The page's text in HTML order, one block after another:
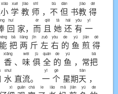
小
xiǎo
学
xué
教
jiào
师
shī
， 不
bù
但
dàn
书教
jiào
得
dé
回
huí
家， 而
ér
且
qiě
她
tā
还
hái
有
yǒu
一
yī
能 把
bǎ
两
liǎng
斤
jīn
左
zuǒ
右
yòu
的
de
鱼
yú
煎
jiān
得
dé
香
xiāng
、 味
wèi
俱
jù
全
quán
的
de
鱼
yú
，常把
bǎ
水
shuǐ
直流。 一
yī
个
gè
星期天
tiān
，
xì guān chá le lǎo mā jiān yú de